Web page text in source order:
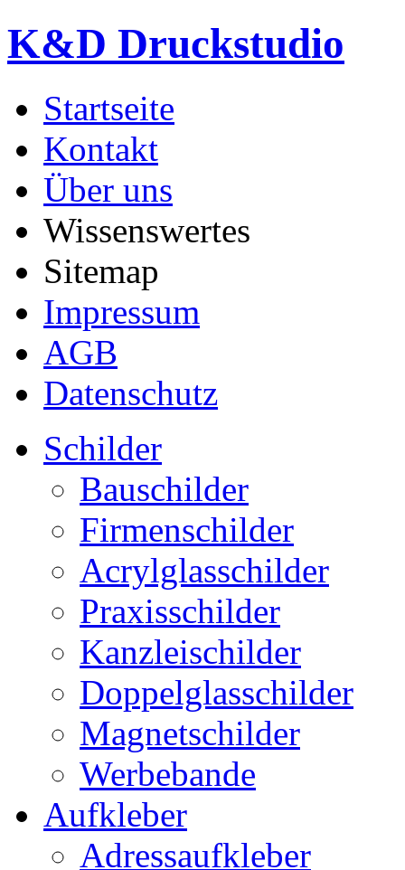
K&D Druckstudio
Startseite
Kontakt
Über uns
Wissenswertes
Sitemap
Impressum
AGB
Datenschutz
Schilder
Bauschilder
Firmenschilder
Acrylglasschilder
Praxisschilder
Kanzleischilder
Doppelglasschilder
Magnetschilder
Werbebande
Aufkleber
Adressaufkleber